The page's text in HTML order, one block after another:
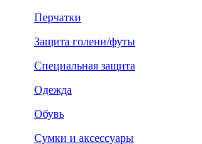
Перчатки
Защита голени/футы
Специальная защита
Одежда
Обувь
Сумки и аксессуары